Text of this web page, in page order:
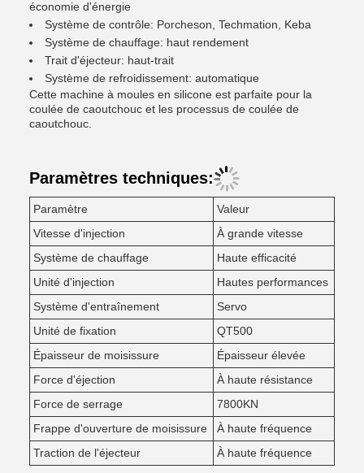
économie d'énergie
Système de contrôle: Porcheson, Techmation, Keba
Système de chauffage: haut rendement
Trait d'éjecteur: haut-trait
Système de refroidissement: automatique
Cette machine à moules en silicone est parfaite pour la
coulée de caoutchouc et les processus de coulée de
caoutchouc.
Paramètres techniques:
Paramètre
Valeur
Vitesse d'injection
À grande vitesse
Système de chauffage
Haute efficacité
Unité d'injection
Hautes performances
Système d'entraînement
Servo
Unité de fixation
QT500
Épaisseur de moisissure
Épaisseur élevée
Force d'éjection
À haute résistance
Force de serrage
7800KN
Frappe d'ouverture de moisissure
À haute fréquence
Traction de l'éjecteur
À haute fréquence